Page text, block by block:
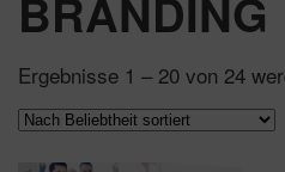
BRANDING
Ergebnisse 1 – 20 von 24